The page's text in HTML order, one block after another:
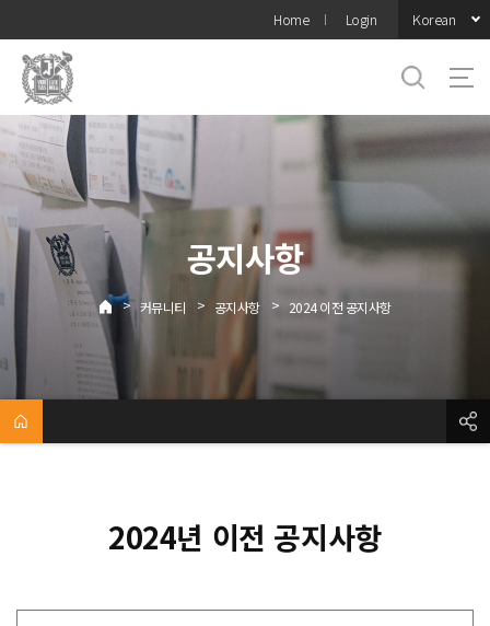
메뉴
Home Login Korean
공지사항
> 커뮤니티 > 공지사항 > 2024 이전 공지사항
2024년 이전 공지사항